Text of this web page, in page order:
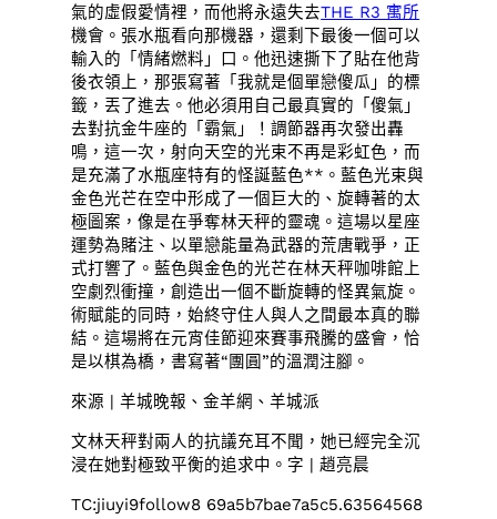
氣的虛假愛情裡，而他將永遠失去THE R3 寓所
機會。張水瓶看向那機器，還剩下最後一個可以
輸入的「情緒燃料」口。他迅速撕下了貼在他背
後衣領上，那張寫著「我就是個單戀傻瓜」的標
籤，丟了進去。他必須用自己最真實的「傻氣」
去對抗金牛座的「霸氣」！調節器再次發出轟
鳴，這一次，射向天空的光束不再是彩虹色，而
是充滿了水瓶座特有的怪誕藍色**。藍色光束與
金色光芒在空中形成了一個巨大的、旋轉著的太
極圖案，像是在爭奪林天秤的靈魂。這場以星座
運勢為賭注、以單戀能量為武器的荒唐戰爭，正
式打響了。藍色與金色的光芒在林天秤咖啡館上
空劇烈衝撞，創造出一個不斷旋轉的怪異氣旋。
術賦能的同時，始終守住人與人之間最本真的聯
結。這場將在元宵佳節迎來賽事飛騰的盛會，恰
是以棋為橋，書寫著“團圓”的溫潤注腳。
來源 | 羊城晚報、金羊網、羊城派
文林天秤對兩人的抗議充耳不聞，她已經完全沉
浸在她對極致平衡的追求中。字 | 趙亮晨
TC:jiuyi9follow8 69a5b7bae7a5c5.63564568